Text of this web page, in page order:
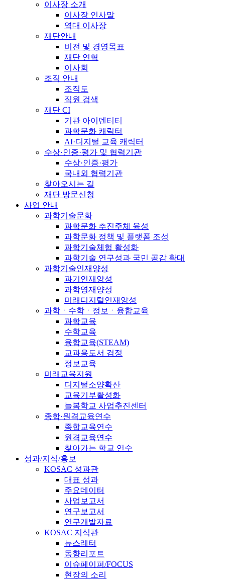
이사장 소개
이사장 인사말
역대 이사장
재단안내
비전 및 경영목표
재단 연혁
이사회
조직 안내
조직도
직원 검색
재단 CI
기관 아이덴티티
과학문화 캐릭터
AI·디지털 교육 캐릭터
수상·인증·평가 및 협력기관
수상·인증·평가
국내외 협력기관
찾아오시는 길
재단 방문신청
사업 안내
과학기술문화
과학문화 추진주체 육성
과학문화 정책 및 플랫폼 조성
과학기술체험 활성화
과학기술 연구성과 국민 공감 확대
과학기술인재양성
과기인재양성
과학영재양성
미래디지털인재양성
과학ㆍ수학ㆍ정보ㆍ융합교육
과학교육
수학교육
융합교육(STEAM)
교과용도서 검정
정보교육
미래교육지원
디지털소양확산
교육기부활성화
늘봄학교 사업추진센터
종합·원격교육연수
종합교육연수
원격교육연수
찾아가는 학교 연수
성과/지식/홍보
KOSAC 성과관
대표 성과
주요데이터
사업보고서
연구보고서
연구개발자료
KOSAC 지식관
뉴스레터
동향리포트
이슈페이퍼/FOCUS
현장의 소리